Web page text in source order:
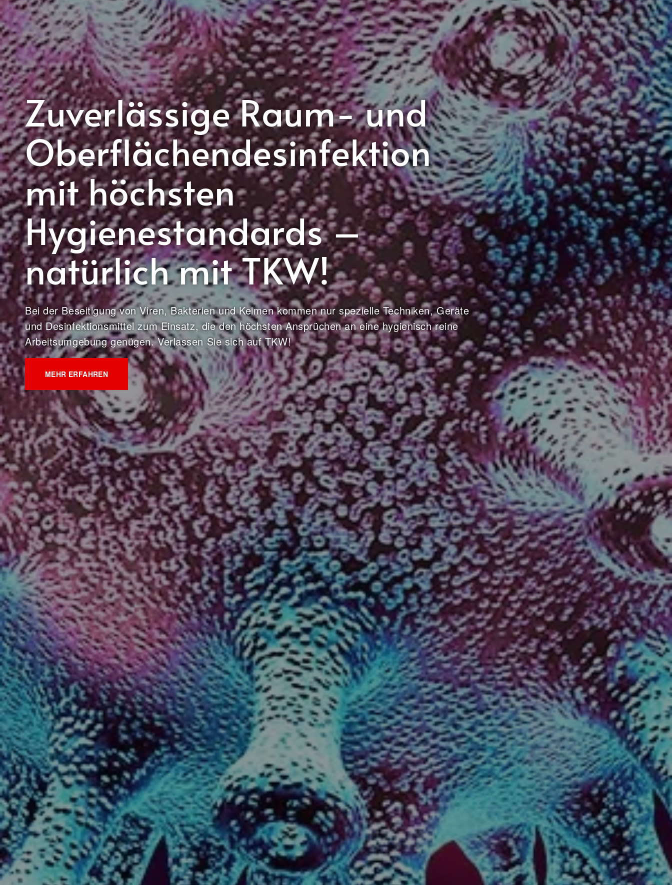
Zuverlässige Raum- und
Oberflächendesinfektion
mit höchsten
Hygienestandards –
natürlich mit TKW!
Bei der Beseitigung von Viren, Bakterien und Keimen kommen nur spezielle Techniken, Geräte
und Desinfektionsmittel zum Einsatz, die den höchsten Ansprüchen an eine hygienisch reine
Arbeitsumgebung genügen. Verlassen Sie sich auf TKW!
MEHR ERFAHREN